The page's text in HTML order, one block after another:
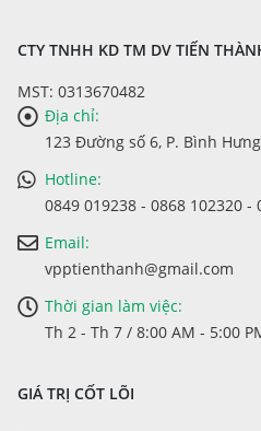
CTY TNHH KD TM DV TIẾN
MST: 0313670482
Địa chỉ:
123 Đường số 6, P. Bình
Hotline:
0849 019238 - 0868 102320 -
Email:
vpptienthanh@gmail.com
Thời gian làm việc:
Th 2 - Th 7 / 8:00 AM - 5:00
GIÁ TRỊ CỐT LÕI